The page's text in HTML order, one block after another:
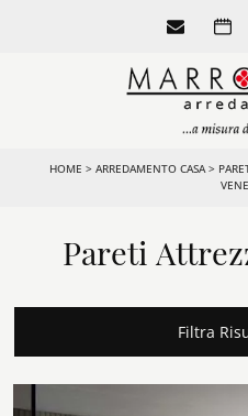
HOME > ARREDAMENTO CASA>
Pareti
Filtra